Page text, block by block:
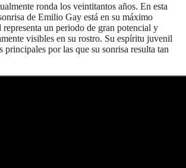
ronda los veintitantos años. En esta
de Emilio Gay está en su máximo
representa un periodo de gran potencial y
visibles en su rostro. Su espíritu juvenil
principales por las que su sonrisa resulta tan